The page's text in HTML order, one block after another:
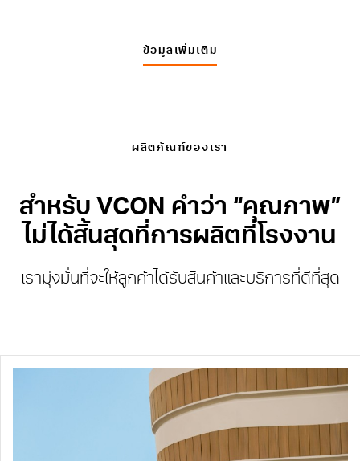
ข้อมูลเพิ่มเติม
ผลิตภัณฑ์ของเรา
สําหรับ VCON คําว่า “คุณภาพ”
ไม่ได้สิ้นสุดที่การผลิตที่โรงงาน
เรามุ่งมั่นที่จะให้ลูกค้าได้รับสินค้าและบริการที่ดีที่สุด